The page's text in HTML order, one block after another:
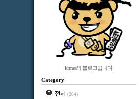
kfmes의 블로그입니다.
Category
전체 (264)